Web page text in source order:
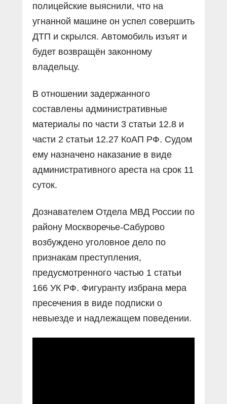
полицейские выяснили, что на
угнанной машине он успел совершить
ДТП и скрылся. Автомобиль изъят и
будет возвращён законному
владельцу.
В отношении задержанного
составлены административные
материалы по части 3 статьи 12.8 и
части 2 статьи 12.27 КоАП РФ. Судом
ему назначено наказание в виде
административного ареста на срок 11
суток.
Дознавателем Отдела МВД России по
району Москворечье-Сабурово
возбуждено уголовное дело по
признакам преступления,
предусмотренного частью 1 статьи
166 УК РФ. Фигуранту избрана мера
пресечения в виде подписки о
невыезде и надлежащем поведении.